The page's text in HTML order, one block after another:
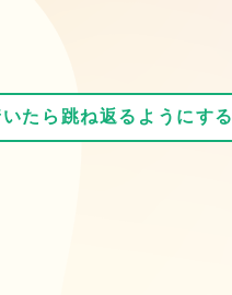
ら跳ね返るようにする